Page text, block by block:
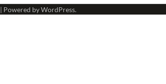
| Powered byWordPress.